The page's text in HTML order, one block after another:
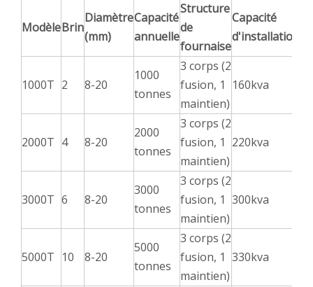
ModèleBrin
Diamètre
(mm)
Capacité
annuelle
Structure
de
fournaise
Capacité
d'installation
1000T 2 8-20
1000
tonnes
3 corps (2
fusion, 1
maintien)
160kva
2000T 4 8-20
2000
tonnes
3 corps (2
fusion, 1
maintien)
220kva
3000T 6 8-20
3000
tonnes
3 corps (2
fusion, 1
maintien)
300kva
5000T 10 8-20
5000
tonnes
3 corps (2
fusion, 1
maintien)
330kva